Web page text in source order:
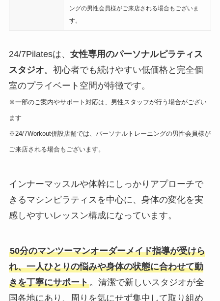
ングの男性会員様がご来店される場合もございま
す。
24/7Pilatesは、 女性専用のパーソナルピラティス
スタジオ。初心者でも続けやすい低価格と完全個
室のプライベート空間が特徴です。
※一部のご案内やサポート対応は、男性スタッフが行う場合がござい
ます
※24/7Workout併設店舗では、パーソナルトレーニングの男性会員様が
ご来店される場合もございます。
インナーマッスルや体幹にしっかりアプローチで
きるマシンピラティスを中心に、身体の変化を実
感しやすいレッスン構成になっています。
50分のマンツーマンオーダーメイド指導が受けら
れ、一人ひとりの悩みや身体の状態に合わせて動
きを丁寧にサポート。清潔で新しいスタジオが全
国各地にあり、周りを気にせず集中して取り組め